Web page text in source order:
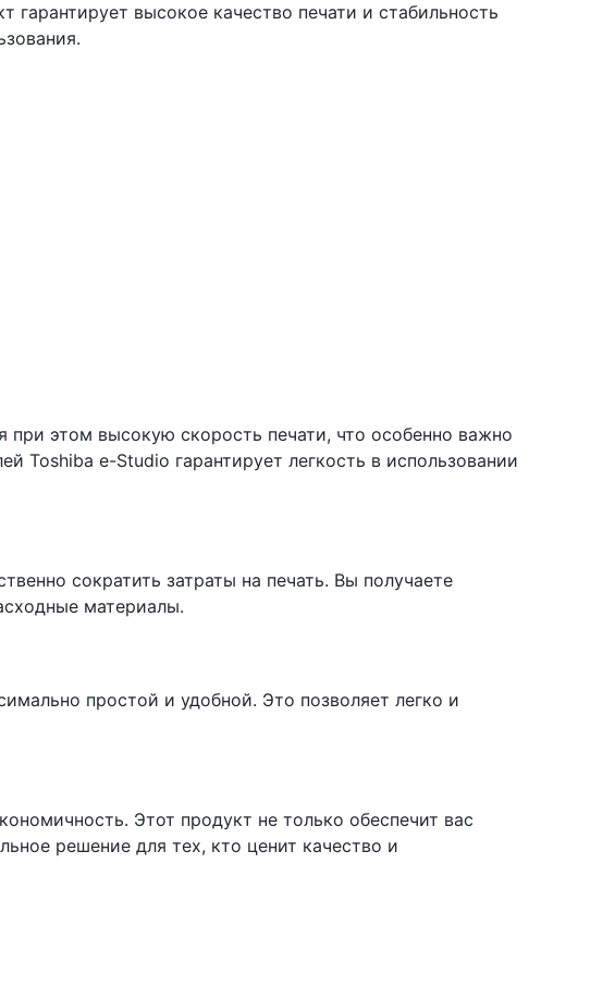
высокое качество печати и стабильность
при этом высокую скорость печати, что особенно важно
e-Studio гарантирует легкость в использовании
сократить затраты на печать. Вы получаете
материалы.
простой и удобной. Это позволяет легко и
Этот продукт не только обеспечит вас
решение для тех, кто ценит качество и